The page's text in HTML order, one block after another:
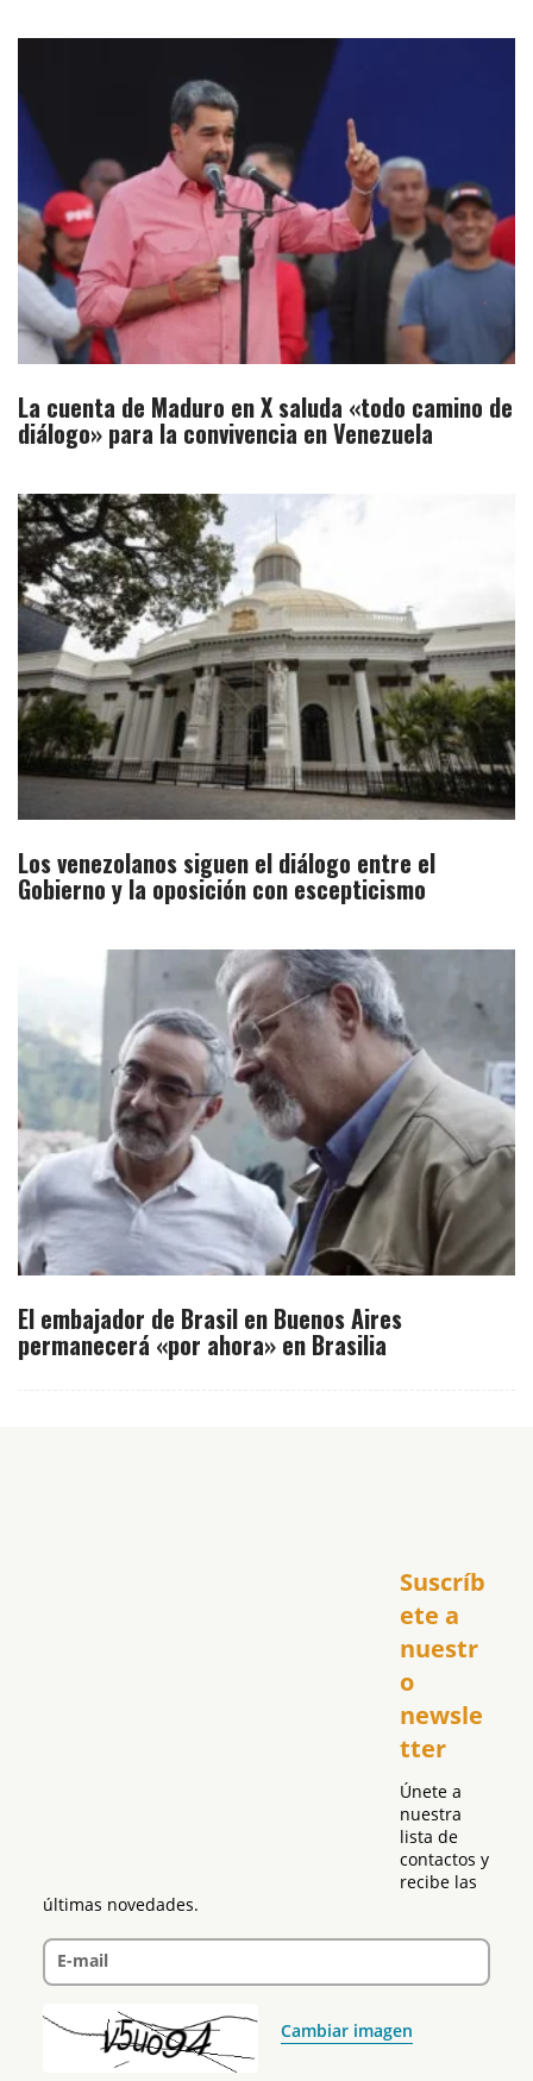
La cuenta de Maduro en X saluda «todo camino de
diálogo» para la convivencia en Venezuela
Los venezolanos siguen el diálogo entre el
Gobierno y la oposición con escepticismo
El embajador de Brasil en Buenos Aires
permanecerá «por ahora» en Brasilia
Suscríb
ete a
nuestr
o
newsle
tter
Únete a
nuestra
lista de
contactos y
recibe las
últimas novedades.
E-mail
Cambiar imagen